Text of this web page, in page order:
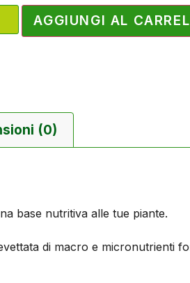
AGGIUNGI AL
(0)
base nutritiva alle tue piante.
di macro e micronutrienti